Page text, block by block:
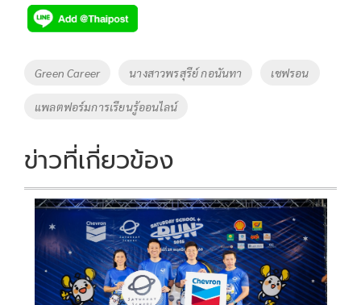
e
b
o
k
tt
er
p
y
Li
n
k
Tags
Green Career นางสาวพรสุรีย์ กอนันทา เชฟรอน
แพลตฟอร์มการเรียนรู้ออนไลน์
ข่าวที่เกี่ยวข้อง